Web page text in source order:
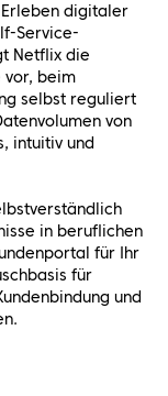
Erleben digitaler
Service-
Netflix die
vor, beim
selbst reguliert
von
intuitiv und
in beruflichen
für Ihr
für
und